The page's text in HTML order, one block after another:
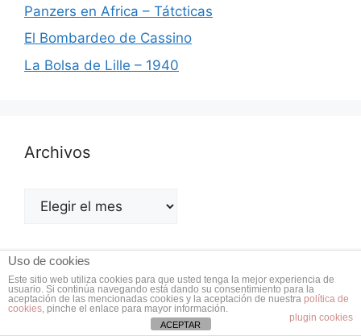
Panzers en Africa – Tátcticas
El Bombardeo de Cassino
La Bolsa de Lille – 1940
Archivos
Archivos
Libros de Historia
Uso de cookies
Este sitio web utiliza cookies para que usted tenga la mejor experiencia de
usuario. Si continúa navegando está dando su consentimiento para la
aceptación de las mencionadas cookies y la aceptación de nuestra política de
cookies, pinche el enlace para mayor información.
plugin cookies
ACEPTAR